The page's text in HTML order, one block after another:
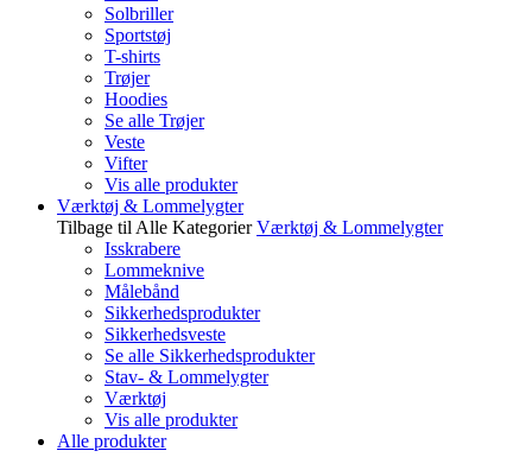
Solbriller
Sportstøj
T-shirts
Trøjer
Hoodies
Se alle Trøjer
Veste
Vifter
Vis alle produkter
Værktøj & Lommelygter
Tilbage til Alle Kategorier Værktøj & Lommelygter
Isskrabere
Lommeknive
Målebånd
Sikkerhedsprodukter
Sikkerhedsveste
Se alle Sikkerhedsprodukter
Stav- & Lommelygter
Værktøj
Vis alle produkter
Alle produkter